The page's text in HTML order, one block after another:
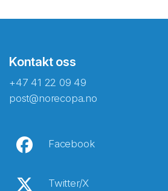
Kontakt oss
+47 41 22 09 49
post@norecopa.no
Facebook
Twitter/X